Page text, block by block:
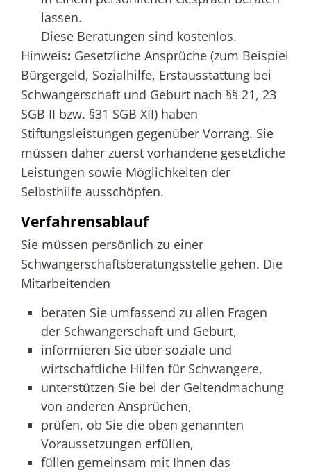
lassen.
Diese Beratungen sind kostenlos.
Hinweis: Gesetzliche Ansprüche (zum Beispiel
Bürgergeld, Sozialhilfe, Erstausstattung bei
Schwangerschaft und Geburt nach §§ 21, 23
SGB II bzw. §31 SGB XII) haben
Stiftungsleistungen gegenüber Vorrang. Sie
müssen daher zuerst vorhandene gesetzliche
Leistungen sowie Möglichkeiten der
Selbsthilfe ausschöpfen.
Verfahrensablauf
Sie müssen persönlich zu einer
Schwangerschaftsberatungsstelle gehen. Die
Mitarbeitenden
beraten Sie umfassend zu allen Fragen
der Schwangerschaft und Geburt,
informieren Sie über soziale und
wirtschaftliche Hilfen für Schwangere,
unterstützen Sie bei der Geltendmachung
von anderen Ansprüchen,
prüfen, ob Sie die oben genannten
Voraussetzungen erfüllen,
füllen gemeinsam mit Ihnen das